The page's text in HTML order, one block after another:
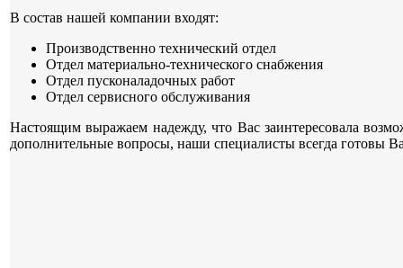
В состав нашей компании входят:
Производственно технический отдел
Отдел материально-технического снабжения
Отдел пусконаладочных работ
Отдел сервисного обслуживания
Настоящим выражаем надежду, что Вас заинтересовала
дополнительные вопросы, наши специалисты всегда готовы